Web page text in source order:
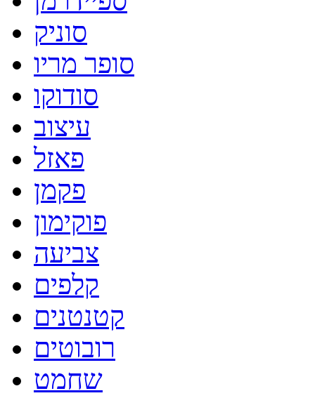
סוניק
סופר מריו
סודוקו
עיצוב
פאזל
פקמן
פוקימון
צביעה
קלפים
קטנטנים
רובוטים
שחמט